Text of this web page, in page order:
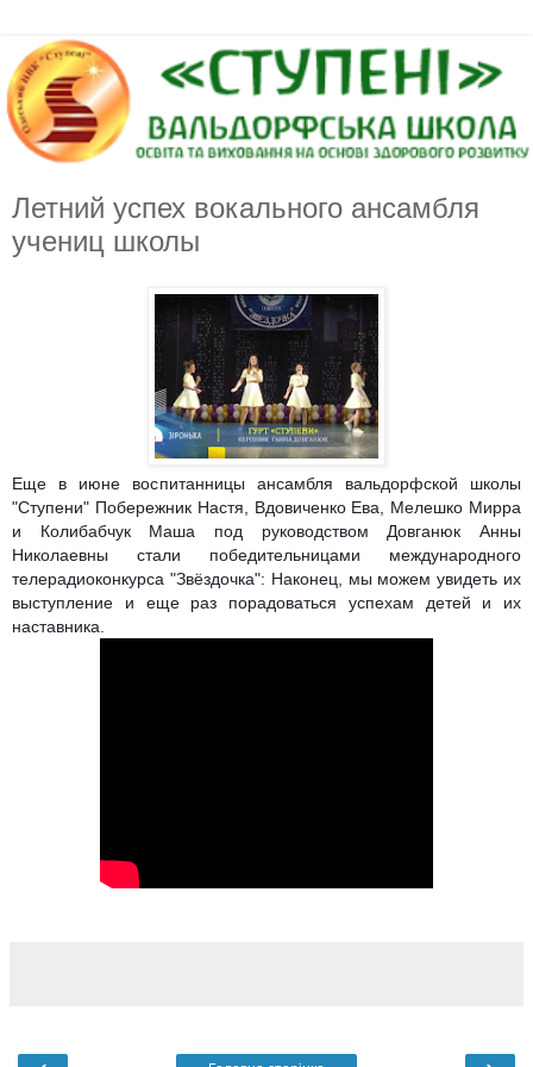
Летний успех вокального ансамбля
учениц школы
Еще в июне воспитанницы ансамбля вальдорфской школы
"Ступени" Побережник Настя, Вдовиченко Ева, Мелешко Мирра
и Колибабчук Маша под руководством Довганюк Анны
Николаевны стали победительницами международного
телерадиоконкурса "Звёздочка": Наконец, мы можем увидеть их
выступление и еще раз порадоваться успехам детей и их
наставника.